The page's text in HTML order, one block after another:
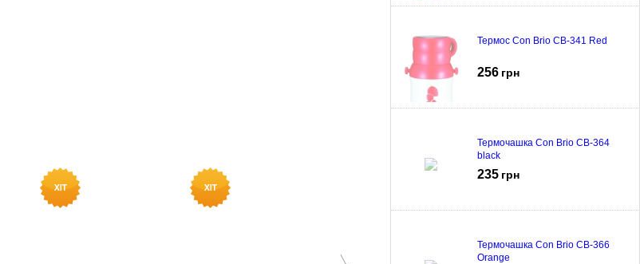
Термос Con Brio CB-341 Red
256 грн
Термочашка Con Brio CB-364
black
235 грн
Термочашка Con Brio CB-366
Orange